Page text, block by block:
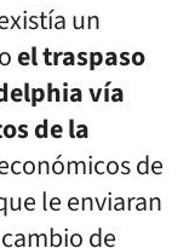
un
el traspaso
vía
de la
de
le enviaran
de